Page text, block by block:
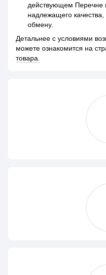
действующем Перечне
надлежащего
обмену.
Детальнее с условиями
можете ознакомится на
товара.